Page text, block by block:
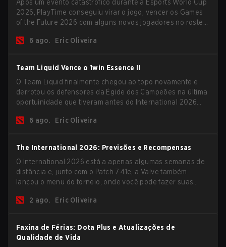
Após um evento catastrófico durante a Esports World Cup
2026, PlayTime conseguiu virar o jogo, vencer os Games
of the Future 2026 com alguns novos jogadores no roster
da nova temporada.
6 ago. Eric Oliveira
Team Liquid Vence o 1win Essence II
O Team Liquid finalmente chegou ao topo novamente e
derrotou os defensores da Égide dos Campeões na última
oportuinidade que tiveram antes do International 2026
uma chance de glória eterna.
6 ago. Eric Oliveira
The International 2026: Previsões e Recompensas
O International 2026 está a apenas algumas semanas de
distância e, junto com o Patch 7.41e, a Valve também
lançou o menu do torneio, onde você pode fazer suas
recompensas deste ano.
2 ago. Eric Oliveira
Faxina de Férias: Dota Plus e Atualizações de
Qualidade de Vida